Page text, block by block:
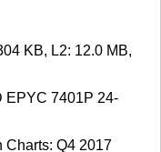
KB, L2: 12.0 MB,
EPYC 7401P 24-
Charts: Q4 2017